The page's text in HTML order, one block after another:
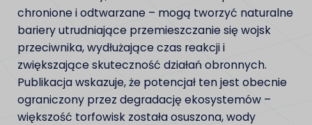
chronione i odtwarzane – mogą tworzyć naturalne
bariery utrudniające przemieszczanie się wojsk
przeciwnika, wydłużające czas reakcji i
zwiększające skuteczność działań obronnych.
Publikacja wskazuje, że potencjał ten jest obecnie
ograniczony przez degradację ekosystemów –
większość torfowisk została osuszona, wody